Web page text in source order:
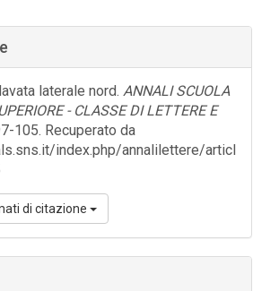
laterale nord. ANNALI SCUOLA
- CLASSE DI LETTERE E
105. Recuperato da
index.php/annalilettere/articl
di citazione